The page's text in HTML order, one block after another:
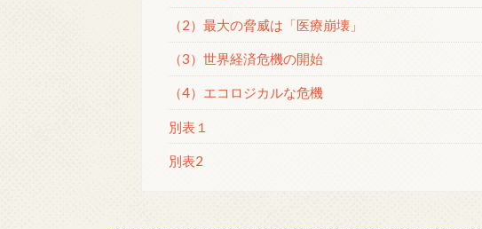
（2）最大の脅威は「医療崩壊」
（3）世界経済危機の開始
（4）エコロジカルな危機
別表１
別表2